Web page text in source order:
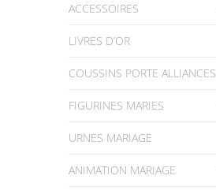
ACCESSOIRES
LIVRES D’OR
COUSSINS PORTE ALLIANCES
FIGURINES MARIES
URNES MARIAGE
ANIMATION MARIAGE